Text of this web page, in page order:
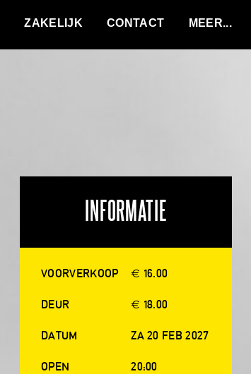
ZAKELIJK CONTACT
INFORMATIE
VOORVERKOOP € 16.00
DEUR € 18.00
DATUM ZA 20 FEB 2027
OPEN 20:00